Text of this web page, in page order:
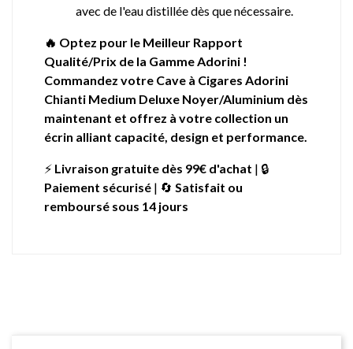
avec de l'eau distillée dès que nécessaire.
🔥 Optez pour le Meilleur Rapport
Qualité/Prix de la Gamme Adorini !
Commandez votre Cave à Cigares Adorini
Chianti Medium Deluxe Noyer/Aluminium dès
maintenant et offrez à votre collection un
écrin alliant capacité, design et performance.
⚡ Livraison gratuite dès 99€ d'achat | 🔒
Paiement sécurisé | 🔄 Satisfait ou
remboursé sous 14 jours